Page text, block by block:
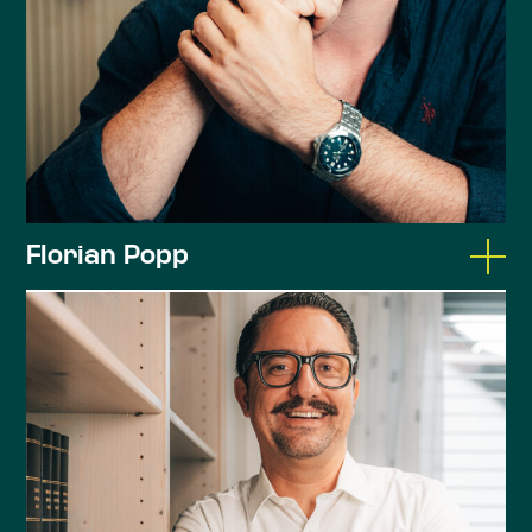
Dozententätigkeit an der Bayerischen
Verwaltungsschule
Gemeinderat seit 2026
Tätigkeitsschwerpunkte:
Wirtschaftliche Beratung
Unternehmensberatung
Wirtschaftsprüfung
Kommunalberatung
Florian Popp
Dipl.-Jurist (Univ.)
Rechtsanwalt, Steuerberater,
landwirtschaftliche Buchstelle
Studium der Rechtswissenschaften an der
Universität Regensburg
Referendariatsstationen am LG Landshut, VG